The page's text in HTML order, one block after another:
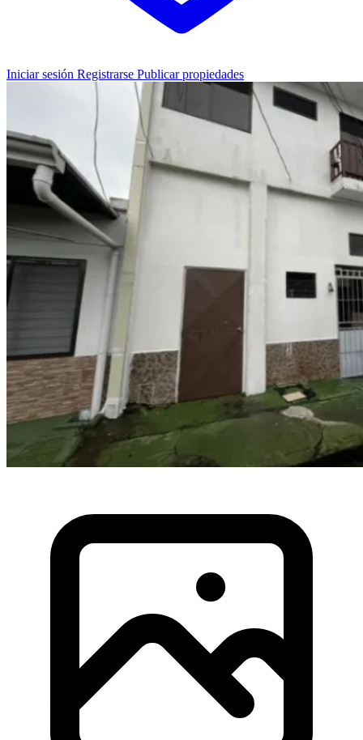
Iniciar sesión Registrarse Publicar propiedades